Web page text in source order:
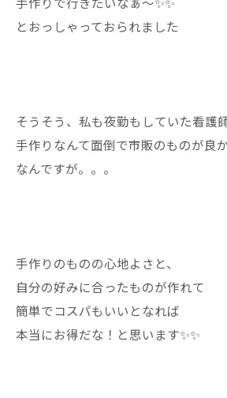
とおっしゃっておられました
そうそう、私も夜勤もしていた看護
手作りなんて面倒で市販のものが良
なんですが。。。
手作りのものの心地よさと、
自分の好みに合ったものが作れて
簡単でコスパもいいとなれば
本当にお得だな！と思います✨✨